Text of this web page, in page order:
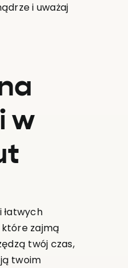
i uważaj
w
łatwych
które zajmą
twój czas,
twoim